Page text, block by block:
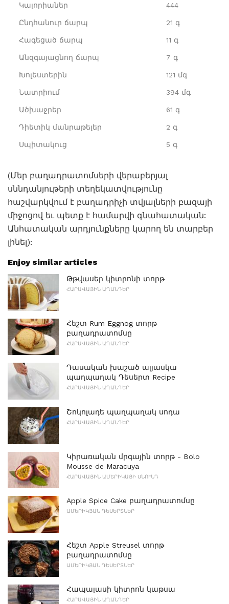
Կալորիաներ 444
Ընդհանուր ճարպ 21 գ
Հագեցած ճարպ 11 գ
Անզգայացնող ճարպ 7 գ
Խոլեստերին 121 մգ
Նատրիում 394 մգ
Ածխաջրեր 61 գ
Դիետիկ մանրաթելեր 2 գ
Սպիտակուց 5 գ
(Մեր բաղադրատոմսերի վերաբերյալ
սննդանյութերի տեղեկատվությունը
հաշվարկվում է բաղադրիչի տվյալների բազայի
միջոցով եւ պետք է համարվի գնահատական:
Անհատական ​​արդյունքները կարող են տարբեր
լինել):
Enjoy similar articles
Թթվասեր կիտրոնի տորթ
ՀԱՐԱՎԱՅԻՆ ԱՂԱՆԴԵՐ
Հեշտ Rum Eggnog տորթ
բաղադրատոմսը
ՀԱՐԱՎԱՅԻՆ ԱՂԱՆԴԵՐ
Դասական խաշած ալյասկա
պաղպաղակ Դեսերտ Recipe
ՀԱՐԱՎԱՅԻՆ ԱՂԱՆԴԵՐ
Շոկոլադե պաղպաղակ սոդա
ՀԱՐԱՎԱՅԻՆ ԱՂԱՆԴԵՐ
Կիրառական մրգային տորթ - Bolo
Mousse de Maracuya
ՀԱՐԱՎԱՅԻՆ ԱՄԵՐԻԿԱՅԻ ՍՆՈՒՆԴ
Apple Spice Cake բաղադրատոմսը
ԱՄԵՐԻԿՅԱՆ ԴԵՍԵՐՏՆԵՐ
Հեշտ Apple Streusel տորթ
բաղադրատոմսը
ԱՄԵՐԻԿՅԱՆ ԴԵՍԵՐՏՆԵՐ
Հապալասի կիտրոն կաթսա
ՀԱՐԱՎԱՅԻՆ ԱՂԱՆԴԵՐ